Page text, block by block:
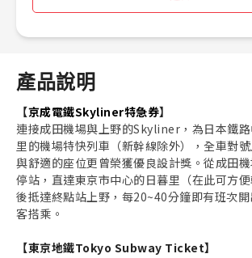
產品說明
【京成電鐵Skyliner特急券】
連接成田機場與上野的Skyliner，為日本鐵
里的機場特快列車（新幹線除外），全車對
與舒適的座位更曾榮獲優良設計獎。從成田
停站，直達東京市中心的日暮里（在此可方
後抵達終點站上野，每20~40分鐘即有班次
客搭乘。
【東京地鐵Tokyo Subway Ticket】